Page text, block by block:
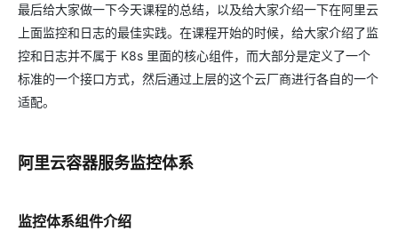
最后给大家做一下今天课程的总结，以及给大家介绍一下在阿里云
上面监控和日志的最佳实践。在课程开始的时候，给大家介绍了监
控和日志并不属于 K8s 里面的核心组件，而大部分是定义了一个
标准的一个接口方式，然后通过上层的这个云厂商进行各自的一个
适配。
阿里云容器服务监控体系
监控体系组件介绍